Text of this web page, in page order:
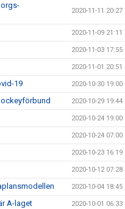
2020-11-11 20:27
2020-11-09 21:11
2020-11-03 17:55
2020-11-01 20:51
19 2020-10-30 19:00
2020-10-29 19:44
2020-10-24 19:00
2020-10-24 07:00
2020-10-23 16:19
2020-10-12 07:28
2020-10-04 18:45
A-laget 2020-10-01 06:33